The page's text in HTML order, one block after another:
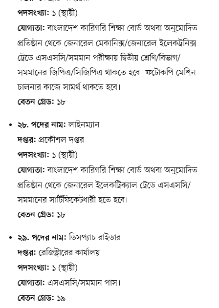
পদসংখ্যা: ১ (স্থায়ী)
যোগ্যতা: বাংলাদেশ কারিগরি শিক্ষা বোর্ড অথবা অনুমোদিত
প্রতিষ্ঠান থেকে জেনারেল মেকানিক্স/জেনারেল ইলেকট্রনিক্স
ট্রেডে এসএসসি/সমমান পরীক্ষায় দ্বিতীয় শ্রেণি/বিভাগ/
সমমানের জিপিএ/সিজিপিএ থাকতে হবে। ফটোকপি মেশিন
চালনার কাজে সামর্থ থাকতে হবে।
বেতন গ্রেড: ১৮
২৮. পদের নাম: লাইনম্যান
দপ্তর: প্রকৌশল দপ্তর
পদসংখ্যা: ১ (স্থায়ী)
যোগ্যতা: বাংলাদেশ কারিগরি শিক্ষা বোর্ড অথবা অনুমোদিত
প্রতিষ্ঠান থেকে জেনারেল ইলেকট্রিক্যাল ট্রেডে এসএসসি/
সমমানের সার্টিফিকেটধারী হতে হবে।
বেতন গ্রেড: ১৮
২৯. পদের নাম: ডিসপ্যাচ রাইডার
দপ্তর: রেজিস্ট্রারের কার্যালয়
পদসংখ্যা: ১ (স্থায়ী)
যোগ্যতা: এসএসসি/সমমান পাস।
বেতন গ্রেড: ১৯